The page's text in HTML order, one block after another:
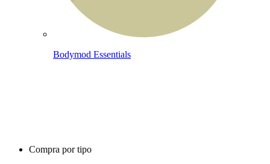
Bodymod Essentials
Compra por tipo